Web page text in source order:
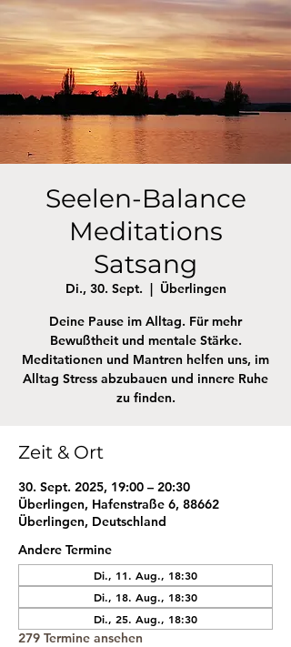
Seelen-Balance
Meditations
Satsang
Di., 30. Sept.
  |
Überlingen
Deine Pause im Alltag. Für mehr
Bewußtheit und mentale Stärke.
Meditationen und Mantren helfen uns, im
Alltag Stress abzubauen und innere Ruhe
zu finden.
Zeit & Ort
30. Sept. 2025, 19:00 – 20:30
Überlingen, Hafenstraße 6, 88662
Überlingen, Deutschland
Andere Termine
Di., 11. Aug., 18:30
Di., 18. Aug., 18:30
Di., 25. Aug., 18:30
279 Termine ansehen